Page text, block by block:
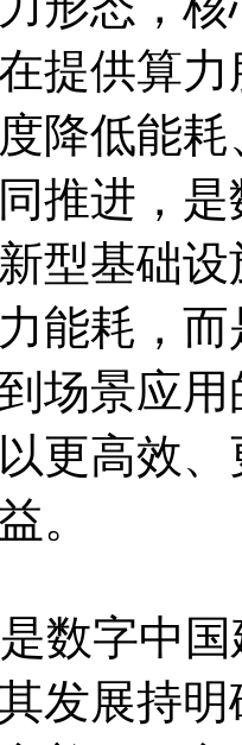
提供算
降低能
推进，
型基础
能耗，
场景应
更高效
。
字中国
发展持